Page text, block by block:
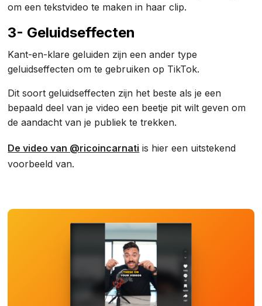
om een tekstvideo te maken in haar clip.
3- Geluidseffecten
Kant-en-klare geluiden zijn een ander type
geluidseffecten om te gebruiken op TikTok.
Dit soort geluidseffecten zijn het beste als je een
bepaald deel van je video een beetje pit wilt geven om
de aandacht van je publiek te trekken.
De video van @ricoincarnati is hier een uitstekend
voorbeeld van.